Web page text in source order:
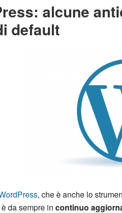
alcune
default
, che è anche lo
da sempre in continuo